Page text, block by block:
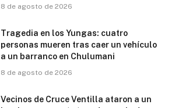
8 de agosto de 2026
Tragedia en los Yungas: cuatro
personas mueren tras caer un vehículo
a un barranco en Chulumani
8 de agosto de 2026
Vecinos de Cruce Ventilla ataron a un